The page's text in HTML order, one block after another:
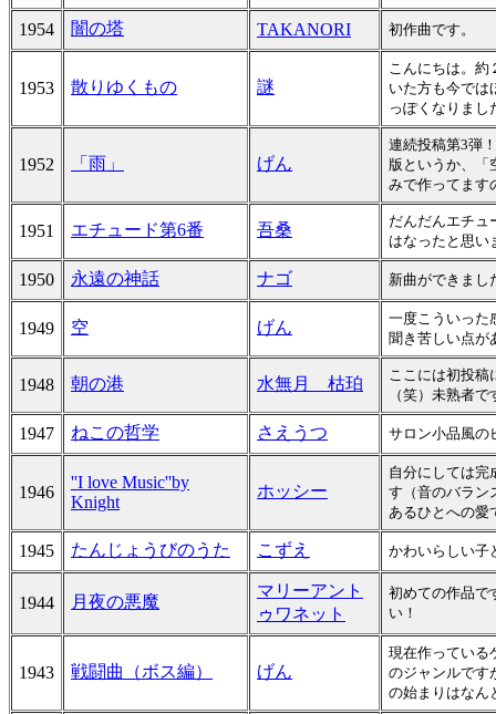
1954 闇の塔 TAKANORI 初作曲です。
1953 散りゆくもの 謎
こんにちは。
いた方も今で
っぽくなりま
1952 「雨」 げん
連続投稿第3弾
版というか、「
みで作ってます
1951 エチュード第6番 吾桑
だんだんエチュ
はなったと思い
1950 永遠の神話 ナゴ 新曲ができま
1949 空 げん
一度こういった
聞き苦しい点が
1948 朝の港 水無月 枯珀
ここには初投
（笑）未熟者
1947 ねこの哲学 さえうつ サロン小品風の
1946
''I love Music''by
Knight
ホッシー
自分にしては完
す（音の
あるひとへの愛
1945 たんじょうびのうた こずえ かわいらしい子
1944 月夜の悪魔
マリーアント
ゥワネット
初めての作品で
い！
1943 戦闘曲（ボス編） げん
現在作っている
のジャンルです
の始まりはなん